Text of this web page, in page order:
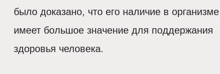
было доказано, что его наличие в организме
имеет большое значение для поддержания
здоровья человека.